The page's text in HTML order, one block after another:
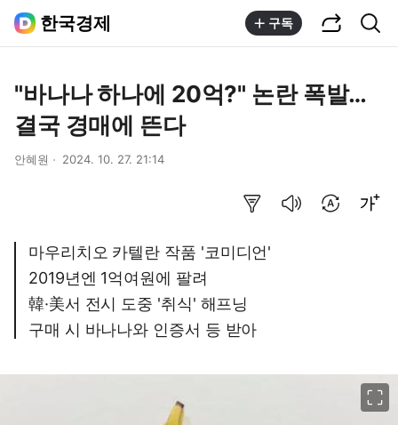
한국경제 구독
"바나나 하나에 20억?" 논란 폭발…
결국 경매에 뜬다
안혜원 2024. 10. 27. 21:14
마우리치오 카텔란 작품 '코미디언'
2019년엔 1억여원에 팔려
韓·美서 전시 도중 '취식' 해프닝
구매 시 바나나와 인증서 등 받아